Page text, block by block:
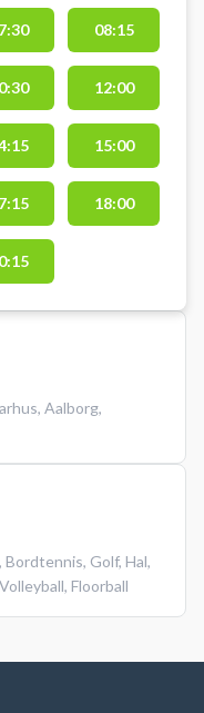
08:15
12:00
15:00
18:00
, Aalborg,
, Bordtennis, Golf, Hal,
Volleyball, Floorball